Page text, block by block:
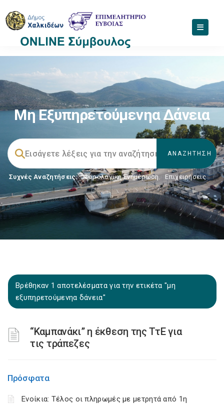
Μη Εξυπηρετούμενηα Δάνεια
Συχνές Αναζητήσεις: Φορολογικη Ενημέρωση, Επιχειρήσεις
Βρέθηκαν 1 αποτελέσματα για την ετικέτα "μη
εξυπηρετούμενηα δάνεια"
“Καμπανάκι” η έκθεση της ΤτΕ για
τις τράπεζες
Πρόσφατα
Ενοίκια: Τέλος οι πληρωμές με μετρητά από 1η